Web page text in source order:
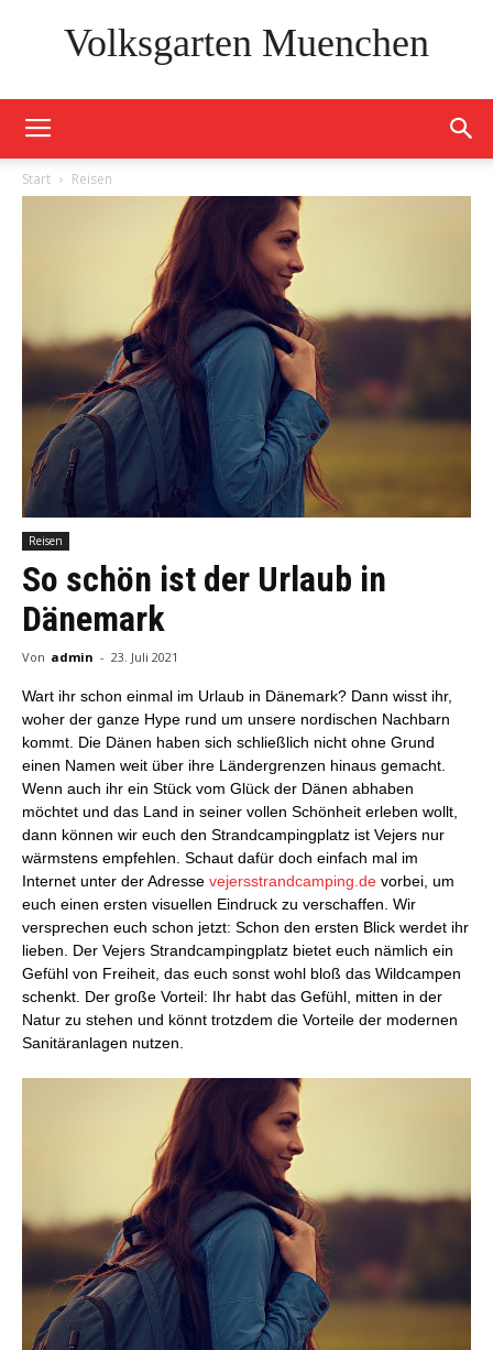
Volksgarten Muenchen
Start Reisen
Reisen
So schön ist der Urlaub in
Dänemark
Von admin - 23. Juli 2021
Wart ihr schon einmal im Urlaub in Dänemark? Dann wisst ihr,
woher der ganze Hype rund um unsere nordischen Nachbarn
kommt. Die Dänen haben sich schließlich nicht ohne Grund
einen Namen weit über ihre Ländergrenzen hinaus gemacht.
Wenn auch ihr ein Stück vom Glück der Dänen abhaben
möchtet und das Land in seiner vollen Schönheit erleben wollt,
dann können wir euch den Strandcampingplatz ist Vejers nur
wärmstens empfehlen. Schaut dafür doch einfach mal im
Internet unter der Adresse vejersstrandcamping.de vorbei, um
euch einen ersten visuellen Eindruck zu verschaffen. Wir
versprechen euch schon jetzt: Schon den ersten Blick werdet ihr
lieben. Der Vejers Strandcampingplatz bietet euch nämlich ein
Gefühl von Freiheit, das euch sonst wohl bloß das Wildcampen
schenkt. Der große Vorteil: Ihr habt das Gefühl, mitten in der
Natur zu stehen und könnt trotzdem die Vorteile der modernen
Sanitäranlagen nutzen.